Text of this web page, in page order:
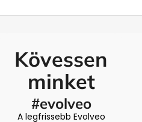
Kövessen
minket
#evolveo
A legfrissebb Evolveo